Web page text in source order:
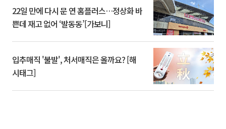
22일 만에 다시 문 연 홈플러스…정상화 바
쁜데 재고 없어 ‘발동동’[가보니]
입추매직 '불발', 처서매직은 올까요? [해
시태그]